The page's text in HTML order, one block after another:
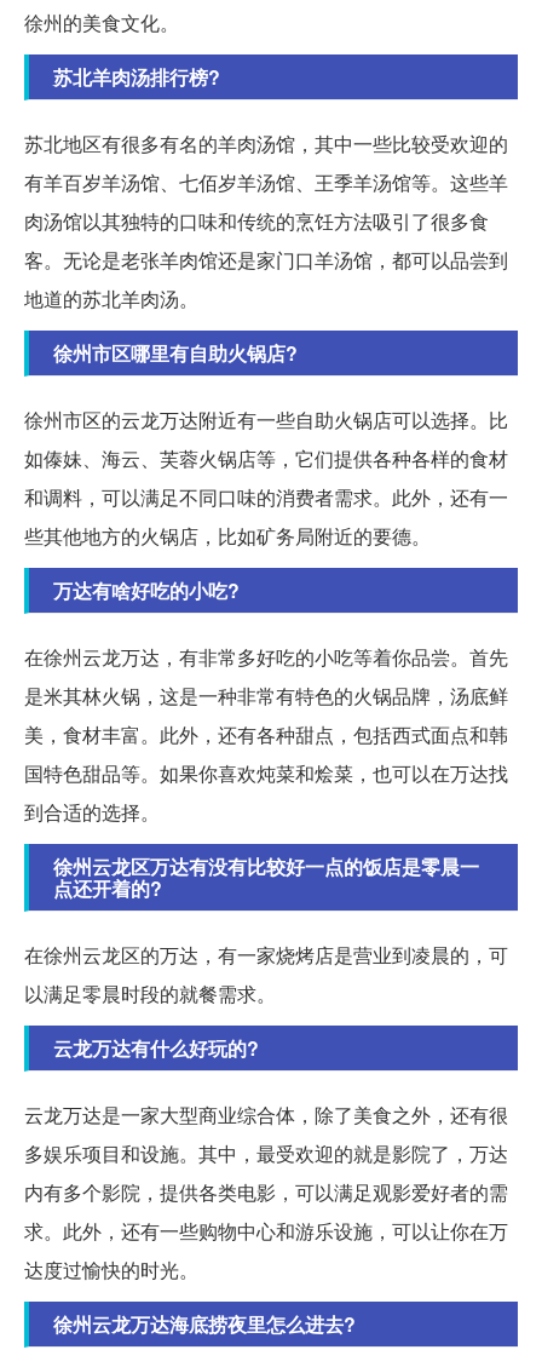
徐州的美食文化。
苏北羊肉汤排行榜?
苏北地区有很多有名的羊肉汤馆，其中一些比较受欢迎的
有羊百岁羊汤馆、七佰岁羊汤馆、王季羊汤馆等。这些羊
肉汤馆以其独特的口味和传统的烹饪方法吸引了很多食
客。无论是老张羊肉馆还是家门口羊汤馆，都可以品尝到
地道的苏北羊肉汤。
徐州市区哪里有自助火锅店?
徐州市区的云龙万达附近有一些自助火锅店可以选择。比
如傣妹、海云、芙蓉火锅店等，它们提供各种各样的食材
和调料，可以满足不同口味的消费者需求。此外，还有一
些其他地方的火锅店，比如矿务局附近的要德。
万达有啥好吃的小吃?
在徐州云龙万达，有非常多好吃的小吃等着你品尝。首先
是米其林火锅，这是一种非常有特色的火锅品牌，汤底鲜
美，食材丰富。此外，还有各种甜点，包括西式面点和韩
国特色甜品等。如果你喜欢炖菜和烩菜，也可以在万达找
到合适的选择。
徐州云龙区万达有没有比较好一点的饭店是零晨一
点还开着的?
在徐州云龙区的万达，有一家烧烤店是营业到凌晨的，可
以满足零晨时段的就餐需求。
云龙万达有什么好玩的?
云龙万达是一家大型商业综合体，除了美食之外，还有很
多娱乐项目和设施。其中，最受欢迎的就是影院了，万达
内有多个影院，提供各类电影，可以满足观影爱好者的需
求。此外，还有一些购物中心和游乐设施，可以让你在万
达度过愉快的时光。
徐州云龙万达海底捞夜里怎么进去?